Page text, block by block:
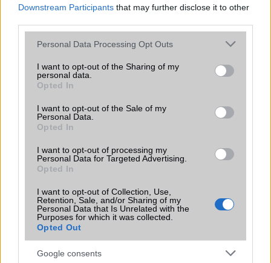
Downstream Participants that may further disclose it to other
Please note that this website/app uses one or more Google
not limited to your visit or usage behaviour. You may click to
grant or deny consent to Google and its third-party tags to
use your data for below specified purposes in below Google
consent section.
Personal Data Processing Opt Outs
I want to opt-out of the Sharing of my
personal data.
Opted In
I want to opt-out of the Sale of my
Personal Data.
Opted In
I want to opt-out of processing my
Personal Data for Targeted Advertising.
Opted In
I want to opt-out of Collection, Use,
Retention, Sale, and/or Sharing of my
Personal Data that Is Unrelated with the
Purposes for which it was collected.
Opted Out
Google consents
Összes márka
Mennyibe kerül
Keressen a telefonboltok ajánlatai között!
TELEFONOK GYORSLISTA
Márka :